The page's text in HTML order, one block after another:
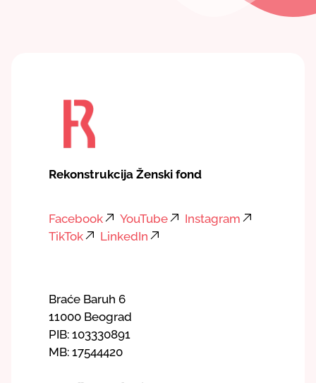
Rekonstrukcija Ženski fond
Facebook YouTube
Instagram
TikTok
LinkedIn
Braće Baruh 6
11000 Beograd
PIB: 103330891
MB: 17544420